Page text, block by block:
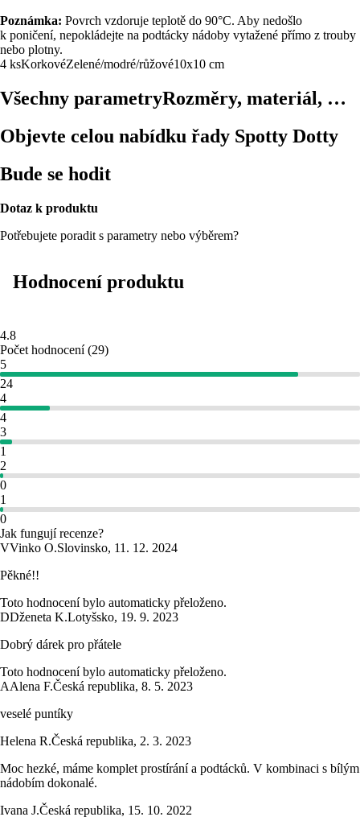
Poznámka: Povrch vzdoruje teplotě do 90°C. Aby nedošlo
k poničení, nepokládejte na podtácky nádoby vytažené přímo z trouby
nebo plotny.
4 ksKorkovéZelené/modré/růžové10x10 cm
Všechny parametryRozměry, materiál, …
Objevte celou nabídku řady Spotty Dotty
Bude se hodit
Dotaz k produktu
Potřebujete poradit s parametry nebo výběrem?
Hodnocení produktu
4.8
Počet hodnocení(29)
5
24
4
4
3
1
2
0
1
0
Jak fungují recenze?
VVinko O.Slovinsko, 11. 12. 2024
Pěkné!!
Toto hodnocení bylo automaticky přeloženo.
DDženeta K.Lotyšsko, 19. 9. 2023
Dobrý dárek pro přátele
Toto hodnocení bylo automaticky přeloženo.
AAlena F.Česká republika, 8. 5. 2023
veselé puntíky
Helena R.Česká republika, 2. 3. 2023
Moc hezké, máme komplet prostírání a podtácků. V kombinaci s bílým
nádobím dokonalé.
Ivana J.Česká republika, 15. 10. 2022